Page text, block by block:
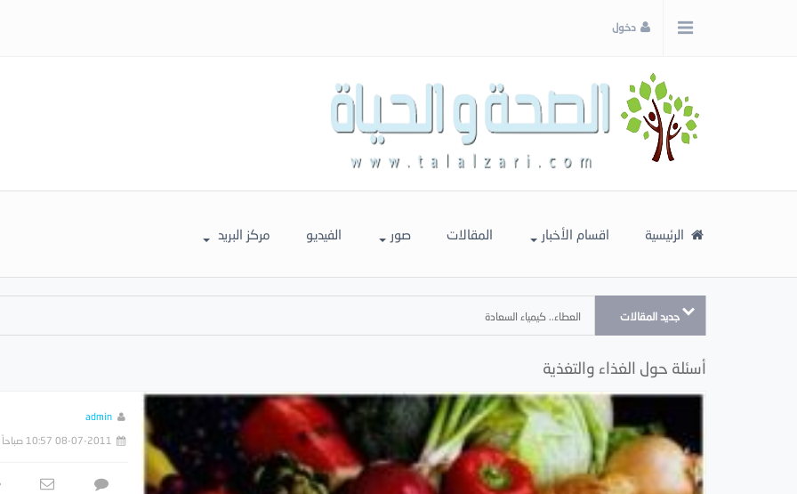
دخول
الرئيسية اقسام الأخبار المقالات صور الفيديو مركز البريد
جديد المقالات العطاء.. كيمياء السعادة
أسئلة حول الغذاء والتغذية
admin
08-07-2011 10:57 صباحاً